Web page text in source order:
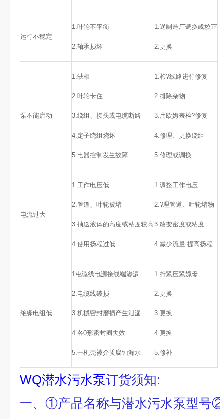
运行不稳定
1.叶轮不平衡
2.轴承损坏
1.送制造厂调换或校正
2.更换
泵不能启动
1.缺相
2.叶轮卡住
3.绕组、接头或电缆断路
4.定子绕组烧坏
5.电器控制发生故障
1.检?线路进行修复
2.排除杂物
3.用欧姆表检?修复
4.修理、更换绕组
5.修理或调换
电流过大
1.工作电压低
2.管道、叶轮被堵
3.抽送液体的高度或粘度较高
4.使用扬程过低
1.调整工作电压
2.?理管道、叶轮堵物
3.改变密度或粘度
4.减少流量.提高扬程
绝缘电组低
1屯缆线电源接线端渗漏
2.电缆线破损
3.机械密封磨损产生泄漏
4.各0形密封圈失效
5.一机壳被介质腐蚀漏水
1.拧紧压紧嫘母
2.更换
3.更换
4.更换
5.修补
WQ潜水污水泵订货须知:
一、①产品名称与潜水污水泵型号